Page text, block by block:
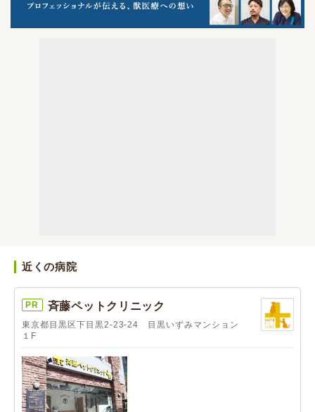
近くの病院
PR 斉藤ペットクリニック
東京都目黒区下目黒2-23-24 目黒いずみマンション
１F